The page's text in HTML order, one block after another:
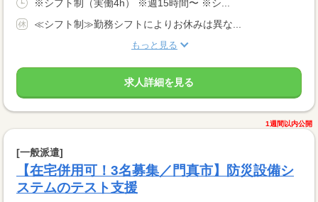
※シフト制（実働4h） ※週15時間〜 ※シ...
≪シフト制≫勤務シフトによりお休みは異な...
もっと見る
求人詳細を見る
1週間以内公開
[一般派遣]
【在宅併用可！3名募集／門真市】防災設備シ
ステムのテスト支援